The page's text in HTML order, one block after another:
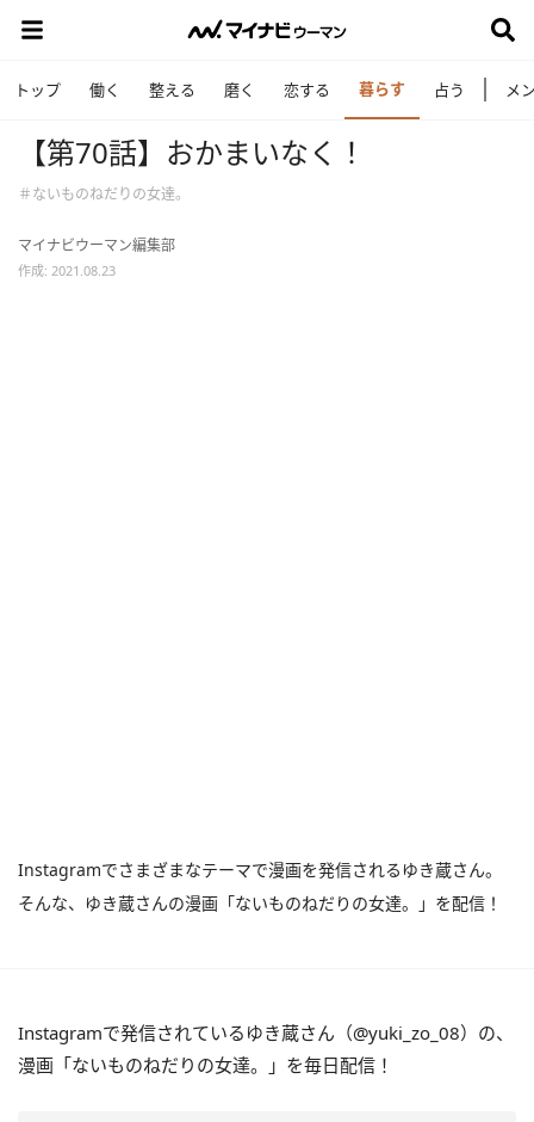
トップ 働く 整える 磨く 恋する 暮らす 占う メ
【第70話】おかまいなく！
＃ないものねだりの女達。
マイナビウーマン編集部
作成: 2021.08.23
Instagramでさまざまなテーマで漫画を発信されるゆき蔵さん。
そんな、ゆき蔵さんの漫画「ないものねだりの女達。」を配信！
Instagramで発信されているゆき蔵さん（@yuki_zo_08）の、
漫画「ないものねだりの女達。」を毎日配信！